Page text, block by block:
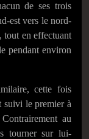
de ses trois
est vers le nord-
tout en effectuant
pendant environ
cette fois
suivi le premier à
au
tourner sur lui-